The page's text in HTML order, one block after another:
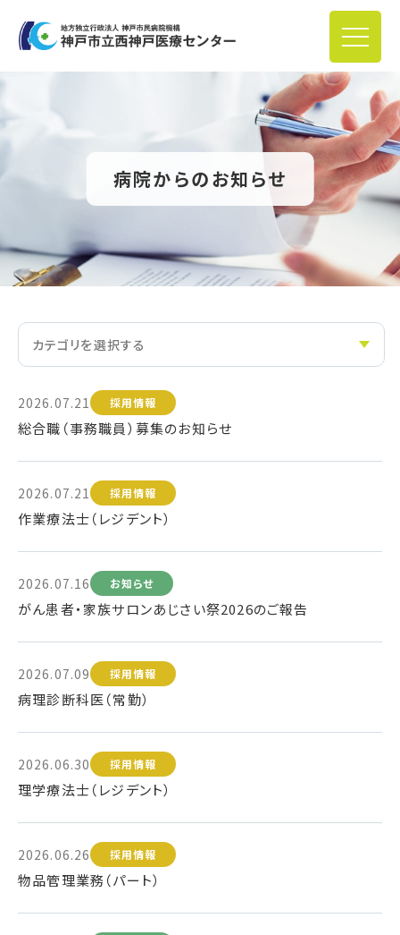
病院からのお知らせ
カテゴリを選択する
2026.07.21 採用情報
総合職（事務職員）募集のお知らせ
2026.07.21 採用情報
作業療法士（レジデント）
2026.07.16 お知らせ
がん患者・家族サロンあじさい祭2026のご報告
2026.07.09 採用情報
病理診断科医（常勤）
2026.06.30 採用情報
理学療法士（レジデント）
2026.06.26 採用情報
物品管理業務（パート）